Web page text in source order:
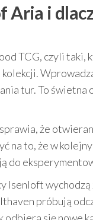
Aria i
TCG, czyli taki,
tur. To świetna
sprawia, że
na to, że w
do
Isenloft wychodzą
próbują